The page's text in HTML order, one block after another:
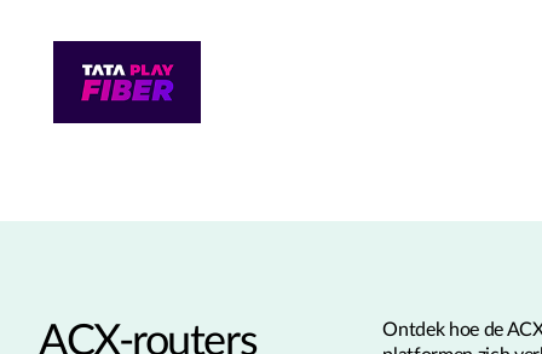
ACX-routers
Ontdek hoe de